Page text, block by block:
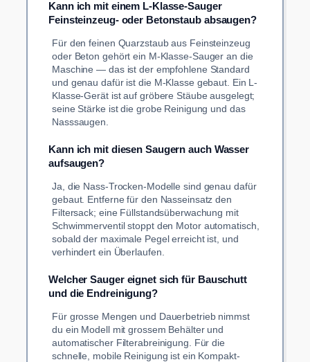
Kann ich mit einem L-Klasse-Sauger
Feinsteinzeug- oder Betonstaub absaugen?
Für den feinen Quarzstaub aus Feinsteinzeug
oder Beton gehört ein M-Klasse-Sauger an die
Maschine — das ist der empfohlene Standard
und genau dafür ist die M-Klasse gebaut. Ein L-
Klasse-Gerät ist auf gröbere Stäube ausgelegt;
seine Stärke ist die grobe Reinigung und das
Nasssaugen.
Kann ich mit diesen Saugern auch Wasser
aufsaugen?
Ja, die Nass-Trocken-Modelle sind genau dafür
gebaut. Entferne für den Nasseinsatz den
Filtersack; eine Füllstandsüberwachung mit
Schwimmerventil stoppt den Motor automatisch,
sobald der maximale Pegel erreicht ist, und
verhindert ein Überlaufen.
Welcher Sauger eignet sich für Bauschutt
und die Endreinigung?
Für grosse Mengen und Dauerbetrieb nimmst
du ein Modell mit grossem Behälter und
automatischer Filterabreinigung. Für die
schnelle, mobile Reinigung ist ein Kompakt-